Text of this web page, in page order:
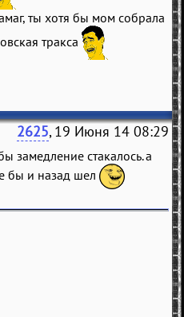
ты хотя бы мом собрала
тракса
2625, 19 Июня 14 08:29
замедление стакалось. а
бы и назад шел